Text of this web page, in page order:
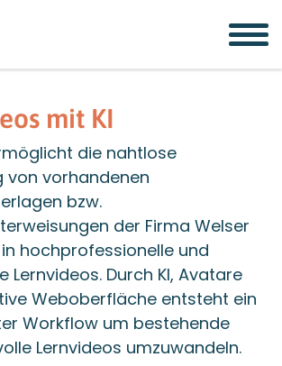
mit KI
die nahtlose
von vorhandenen
bzw.
der Firma Welser
hochprofessionelle und
Lernvideos. Durch KI, Avatare
Weboberfläche entsteht ein
Workflow um bestehende
Lernvideos umzuwandeln.